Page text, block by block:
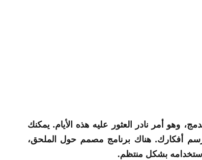
وهو أمر نادر العثور عليه هذه الأيام. يمكنك
أفكارك. هناك برنامج مصمم حول الملحق،
استخدامه بشكل منتظم.